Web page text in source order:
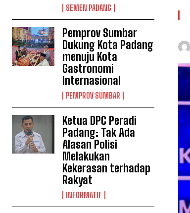
SEMEN PADANG
Pemprov Sumbar
Dukung Kota Padang
menuju Kota
Gastronomi
Internasional
PEMPROV SUMBAR
Ketua DPC Peradi
Padang: Tak Ada
Alasan Polisi
Melakukan
Kekerasan terhadap
Rakyat
INFORMATIF